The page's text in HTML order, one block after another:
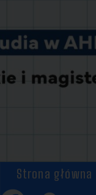
Strona główna